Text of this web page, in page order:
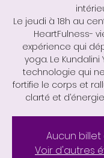
Le jeudi à 18h au
HeartFulness-
expérience qui
yoga. Le Kundalini
technologie qui
fortifie le corps et
Aucun
Voir d'autres